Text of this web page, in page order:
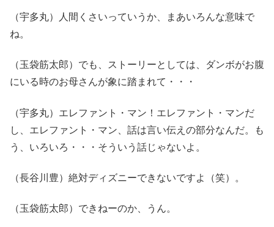
（宇多丸）人間くさいっていうか、まあいろんな意味で
ね。
（玉袋筋太郎）でも、ストーリーとしては、ダンボがお腹
にいる時のお母さんが象に踏まれて・・・
（宇多丸）エレファント・マン！エレファント・マンだ
し、エレファント・マン、話は言い伝えの部分なんだ。も
う、いろいろ・・・そういう話じゃないよ。
（長谷川豊）絶対ディズニーできないですよ（笑）。
（玉袋筋太郎）できねーのか、うん。